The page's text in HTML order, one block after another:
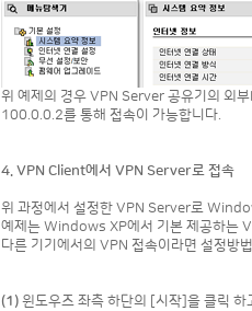
위 예제의 경우 VPN Server 공유기의 외
100.0.0.2를 통해 접속이 가능합니다.
4. VPN Client에서 VPN Server로 접속
위 과정에서 설정한 VPN Server로
예제는 Windows XP에서 기본 제공하는
다른 기기에서의 VPN 접속이라면 설정방
(1) 윈도우즈 좌측 하단의 [시작]을 클릭